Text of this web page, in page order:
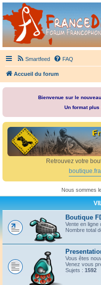
France Didgeridoo
Didgeridoo et Guimbarde sur France
Smartfeed FAQ
Accueil du forum
Bienvenue sur le
Un format
Retrouvez votre
Nous sommes
Boutique
Vente en ligne
Nombre total
Vous êtes
Venez vous
Sujets : 1592